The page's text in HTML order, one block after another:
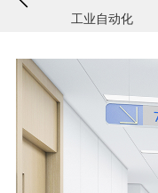
工业自动化